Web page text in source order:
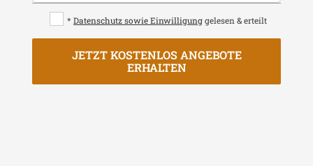
* Datenschutz sowie Einwilligung gelesen & erteilt
JETZT KOSTENLOS ANGEBOTE
ERHALTEN